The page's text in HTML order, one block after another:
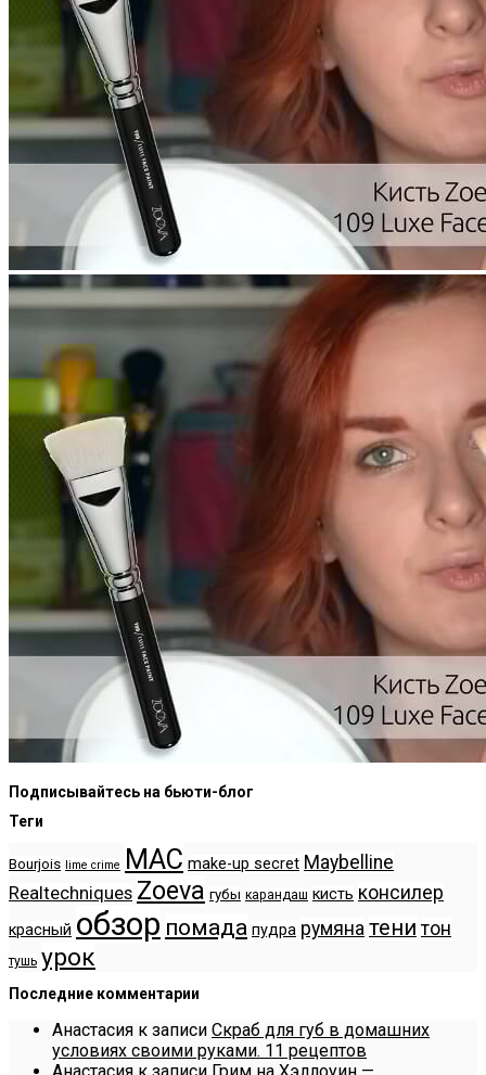
Подписывайтесь на бьюти-блог
Теги
Bourjois lime crime MAC make-up secret Maybelline
Realtechniques Zoeva губы карандаш кисть консилер
красный обзор помада пудра румяна тени тон
тушь урок
Последние комментарии
Анастасия к записи Скраб для губ в домашних
условиях своими руками. 11 рецептов
Анастасия к записи Грим на Хэллоуин —